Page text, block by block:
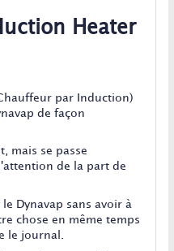
Heater
par Induction)
de façon
mais se passe
de la part de
Dynavap sans avoir à
chose en même temps
le journal.